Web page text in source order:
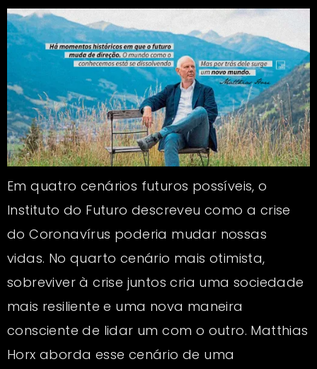
Em quatro cenários futuros possíveis, o
Instituto do Futuro descreveu como a crise
do Coronavírus poderia mudar nossas
vidas. No quarto cenário mais otimista,
sobreviver à crise juntos cria uma sociedade
mais resiliente e uma nova maneira
consciente de lidar um com o outro. Matthias
Horx aborda esse cenário de uma